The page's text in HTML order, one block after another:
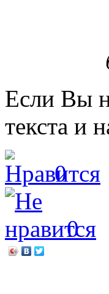
Если Вы
текста и
0
0